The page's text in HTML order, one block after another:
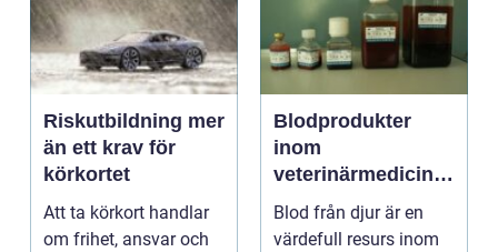
Riskutbildning mer
än ett krav för
körkortet
Att ta körkort handlar
om frihet, ansvar och
Blodprodukter
inom
veterinärmedicin
funktion, kvalitet
och användning
Blod från djur är en
värdefull resurs inom